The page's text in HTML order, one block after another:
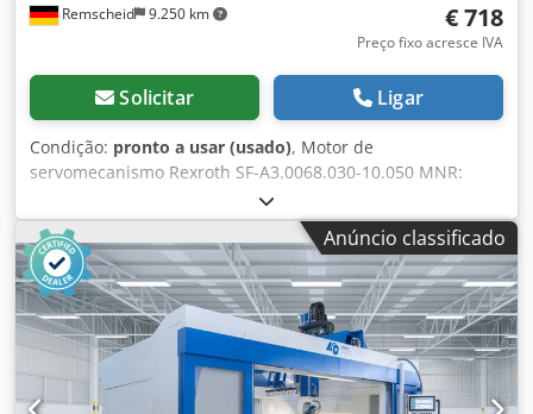
Remscheid 9.250 km € 718
Preço fixo acresce IVA
Solicitar Ligar
Condição: pronto a usar (usado), Motor de
servomecanismo Rexroth SF-A3.0068.030-10.050 MNR:
1070076411 SN: 004613544, usado, em bom estado de
conservação, 100% funcional, fornecimento conforme fotos
Crodpfxowtvcze Ab Hjf
Anúncio classificado